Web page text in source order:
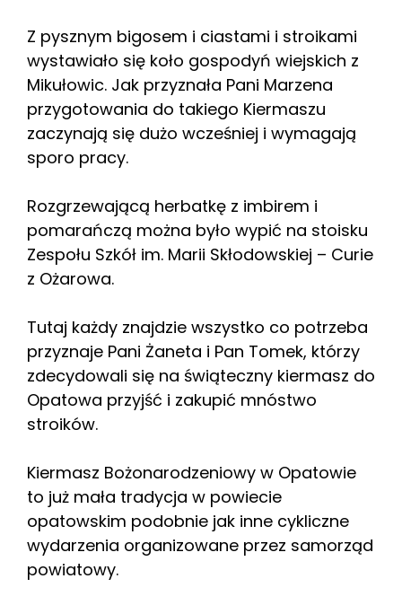
Z pysznym bigosem i ciastami i stroikami
wystawiało się koło gospodyń wiejskich z
Mikułowic. Jak przyznała Pani Marzena
przygotowania do takiego Kiermaszu
zaczynają się dużo wcześniej i wymagają
sporo pracy.
Rozgrzewającą herbatkę z imbirem i
pomarańczą można było wypić na stoisku
Zespołu Szkół im. Marii Skłodowskiej – Curie
z Ożarowa.
Tutaj każdy znajdzie wszystko co potrzeba
przyznaje Pani Żaneta i Pan Tomek, którzy
zdecydowali się na świąteczny kiermasz do
Opatowa przyjść i zakupić mnóstwo
stroików.
Kiermasz Bożonarodzeniowy w Opatowie
to już mała tradycja w powiecie
opatowskim podobnie jak inne cykliczne
wydarzenia organizowane przez samorząd
powiatowy.